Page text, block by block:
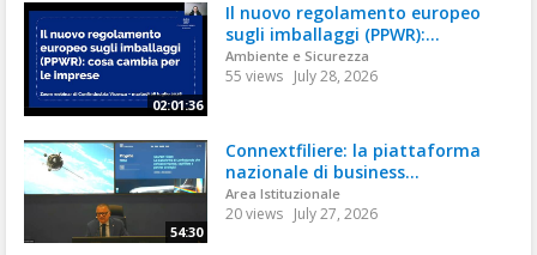
02:01:36
Il nuovo regolamento europeo
sugli imballaggi (PPWR):...
Ambiente e Sicurezza
55 views July 28, 2026
54:30
Connextfiliere: la piattaforma
nazionale di business...
Area Istituzionale
20 views July 27, 2026